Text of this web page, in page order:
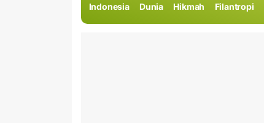
Indonesia Dunia Hikmah Filantropi